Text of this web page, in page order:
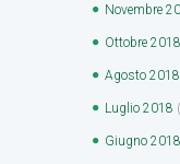
Novembre
Ottobre 2018
Agosto 2018
Luglio 2018
Giugno 2018